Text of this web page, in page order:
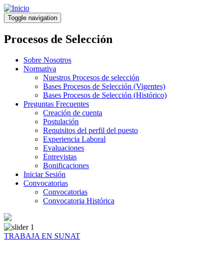
Pasar
al
contenido
principal
Toggle navigation
Procesos de Selección
Sobre Nosotros
Normativa
Nuestros Procesos de selección
Bases Procesos de Selección (Vigentes)
Bases Procesos de Selección (Histórico)
Preguntas Frecuentes
Creación de cuenta
Postulación
Requisitos del perfil del puesto
Experiencia Laboral
Evaluaciones
Entrevistas
Bonificaciones
Iniciar Sesión
Convocatorias
Convocatorias
Convocatoria Histórica
TRABAJA EN SUNAT